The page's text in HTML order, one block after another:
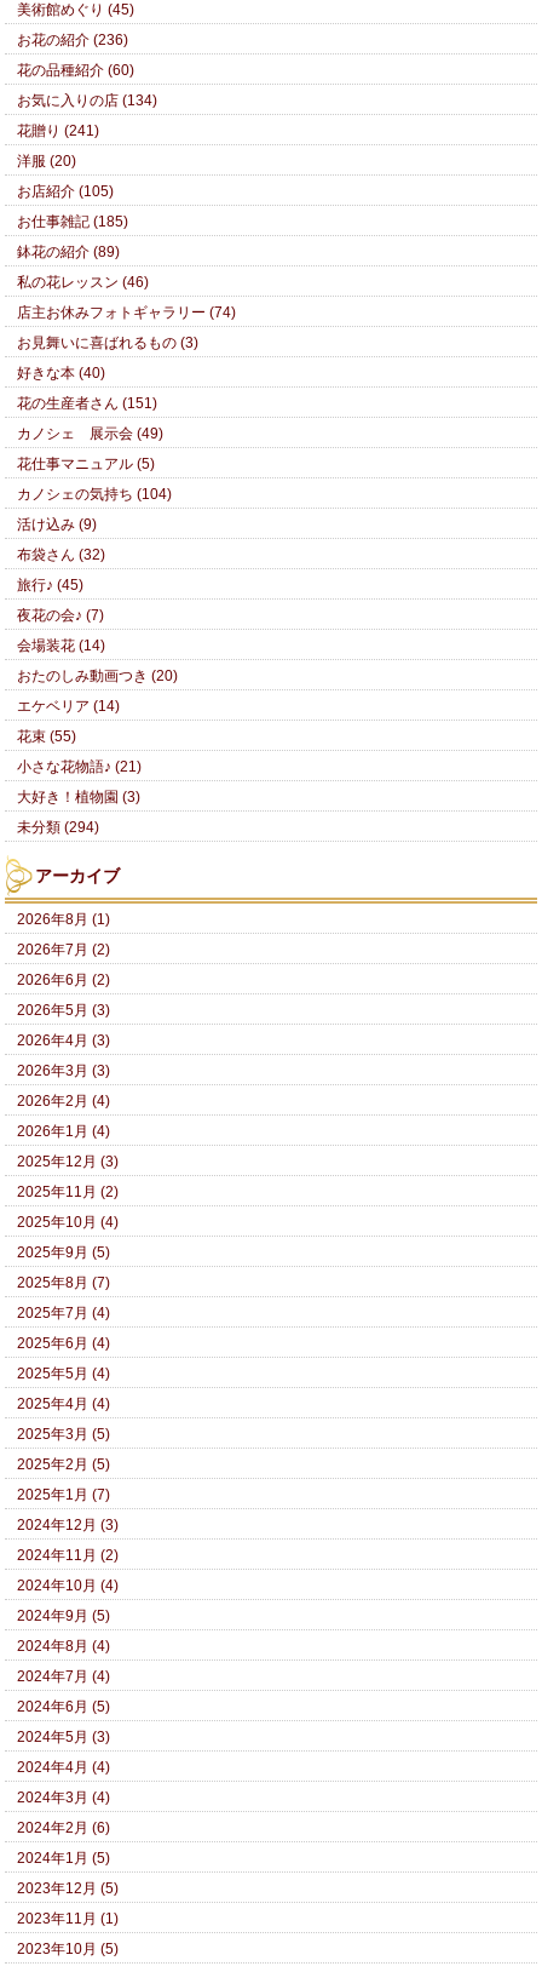
美術館めぐり (45)
お花の紹介 (236)
花の品種紹介 (60)
お気に入りの店 (134)
花贈り (241)
洋服 (20)
お店紹介 (105)
お仕事雑記 (185)
鉢花の紹介 (89)
私の花レッスン (46)
店主お休みフォトギャラリー (74)
お見舞いに喜ばれるもの (3)
好きな本 (40)
花の生産者さん (151)
カノシェ 展示会 (49)
花仕事マニュアル (5)
カノシェの気持ち (104)
活け込み (9)
布袋さん (32)
旅行♪ (45)
夜花の会♪ (7)
会場装花 (14)
おたのしみ動画つき (20)
エケベリア (14)
花束 (55)
小さな花物語♪ (21)
大好き！植物園 (3)
未分類 (294)
アーカイブ
2026年8月 (1)
2026年7月 (2)
2026年6月 (2)
2026年5月 (3)
2026年4月 (3)
2026年3月 (3)
2026年2月 (4)
2026年1月 (4)
2025年12月 (3)
2025年11月 (2)
2025年10月 (4)
2025年9月 (5)
2025年8月 (7)
2025年7月 (4)
2025年6月 (4)
2025年5月 (4)
2025年4月 (4)
2025年3月 (5)
2025年2月 (5)
2025年1月 (7)
2024年12月 (3)
2024年11月 (2)
2024年10月 (4)
2024年9月 (5)
2024年8月 (4)
2024年7月 (4)
2024年6月 (5)
2024年5月 (3)
2024年4月 (4)
2024年3月 (4)
2024年2月 (6)
2024年1月 (5)
2023年12月 (5)
2023年11月 (1)
2023年10月 (5)